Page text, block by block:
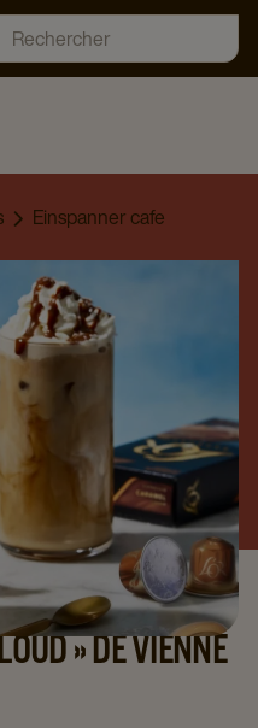
Einspanner cafe
» DE VIENNE